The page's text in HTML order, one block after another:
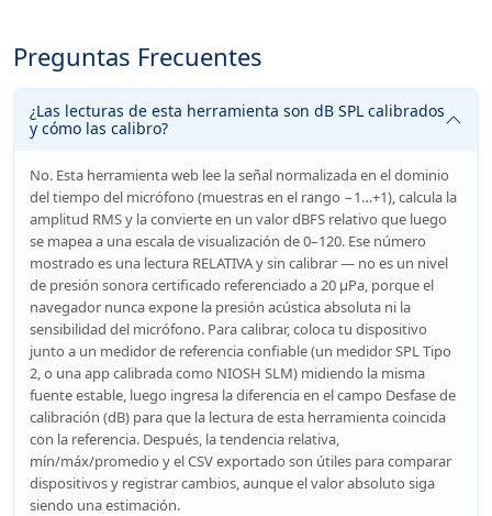
Preguntas Frecuentes
¿Las lecturas de esta herramienta son dB SPL calibrados
y cómo las calibro?
No. Esta herramienta web lee la señal normalizada en el dominio
del tiempo del micrófono (muestras en el rango −1…+1), calcula la
amplitud RMS y la convierte en un valor dBFS relativo que luego
se mapea a una escala de visualización de 0–120. Ese número
mostrado es una lectura RELATIVA y sin calibrar — no es un nivel
de presión sonora certificado referenciado a 20 μPa, porque el
navegador nunca expone la presión acústica absoluta ni la
sensibilidad del micrófono. Para calibrar, coloca tu dispositivo
junto a un medidor de referencia confiable (un medidor SPL Tipo
2, o una app calibrada como NIOSH SLM) midiendo la misma
fuente estable, luego ingresa la diferencia en el campo Desfase de
calibración (dB) para que la lectura de esta herramienta coincida
con la referencia. Después, la tendencia relativa,
mín/máx/promedio y el CSV exportado son útiles para comparar
dispositivos y registrar cambios, aunque el valor absoluto siga
siendo una estimación.